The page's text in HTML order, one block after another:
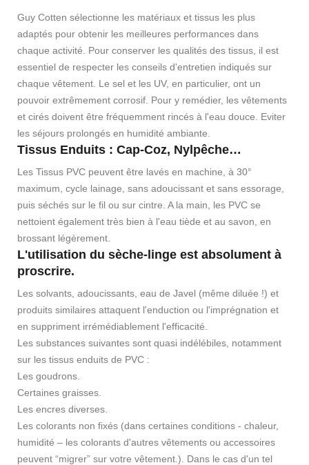
Guy Cotten sélectionne les matériaux et tissus les plus
adaptés pour obtenir les meilleures performances dans
chaque activité. Pour conserver les qualités des tissus, il est
essentiel de respecter les conseils d'entretien indiqués sur
chaque vêtement. Le sel et les UV, en particulier, ont un
pouvoir extrêmement corrosif. Pour y remédier, les vêtements
et cirés doivent être fréquemment rincés à l'eau douce. Eviter
les séjours prolongés en humidité ambiante.
Tissus Enduits : Cap-Coz, Nylpêche…
Les Tissus PVC peuvent être lavés en machine, à 30°
maximum, cycle lainage, sans adoucissant et sans essorage,
puis séchés sur le fil ou sur cintre. A la main, les PVC se
nettoient également très bien à l'eau tiède et au savon, en
brossant légèrement.
L'utilisation du sèche-linge est absolument à
proscrire.
Les solvants, adoucissants, eau de Javel (même diluée !) et
produits similaires attaquent l'enduction ou l'imprégnation et
en suppriment irrémédiablement l'efficacité.
Les substances suivantes sont quasi indélébiles, notamment
sur les tissus enduits de PVC :
Les goudrons.
Certaines graisses.
Les encres diverses.
Les colorants non fixés (dans certaines conditions - chaleur,
humidité – les colorants d'autres vêtements ou accessoires
peuvent “migrer” sur votre vêtement.). Dans le cas d'un tel